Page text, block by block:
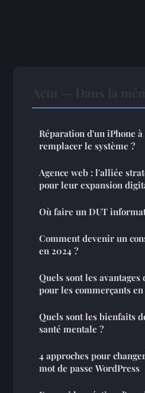
Réparation d'un iPhone
remplacer le système ?
Agence web : l'alliée
pour leur expansion
Où faire un DUT
Comment devenir un
en 2024 ?
Quels sont les
pour les commerçants
Quels sont les bienfaits
santé mentale ?
4 approches pour
mot de passe WordPress